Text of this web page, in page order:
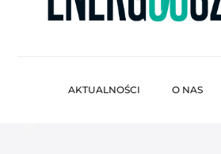
AKTUALNOŚCI O NAS